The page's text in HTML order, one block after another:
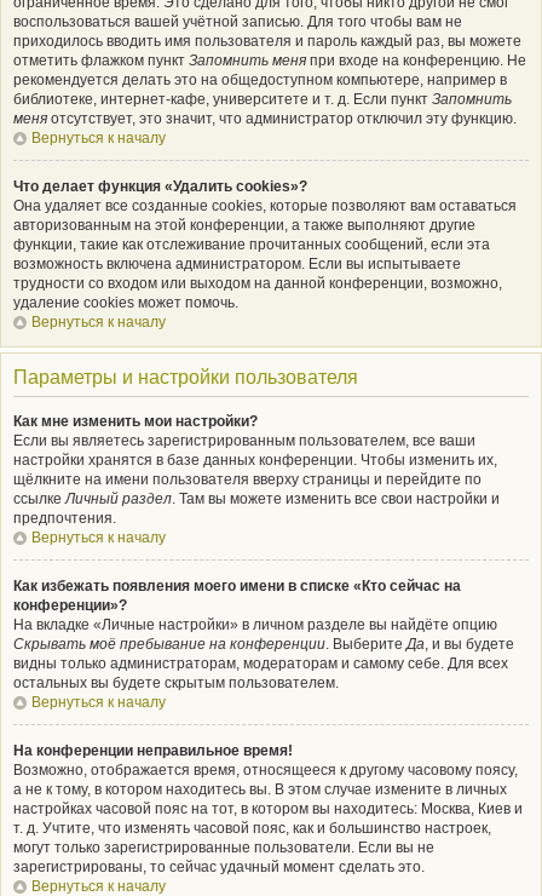
воспользоваться вашей учётной записью. Для того чтобы вам не
приходилось вводить имя пользователя и пароль каждый раз, вы можете
отметить флажком пункт Запомнить меня при входе на конференцию. Не
рекомендуется делать это на общедоступном компьютере, например в
библиотеке, интернет-кафе, университете и т. д. Если пункт Запомнить
меня отсутствует, это значит, что администратор отключил эту функцию.
Вернуться к началу
Что делает функция «Удалить cookies»?
Она удаляет все созданные cookies, которые позволяют вам оставаться
авторизованным на этой конференции, а также выполняют другие
функции, такие как отслеживание прочитанных сообщений, если эта
возможность включена администратором. Если вы испытываете
трудности со входом или выходом на данной конференции, возможно,
удаление cookies может помочь.
Вернуться к началу
Параметры и настройки пользователя
Как мне изменить мои настройки?
Если вы являетесь зарегистрированным пользователем, все ваши
настройки хранятся в базе данных конференции. Чтобы изменить их,
щёлкните на имени пользователя вверху страницы и перейдите по
ссылкеЛичный раздел. Там вы можете изменить все свои настройки и
предпочтения.
Вернуться к началу
Как избежать появления моего имени в списке «Кто сейчас на
конференции»?
На вкладке «Личные настройки» в личном разделе вы найдёте опцию
Скрывать моё пребывание на конференции. ВыберитеДа, и вы будете
видны только администраторам, модераторам и самому себе. Для всех
остальных вы будете скрытым пользователем.
Вернуться к началу
На конференции неправильное время!
Возможно, отображается время, относящееся к другому часовому поясу,
а не к тому, в котором находитесь вы. В этом случае измените в личных
настройках часовой пояс на тот, в котором вы находитесь: Москва, Киев и
т. д. Учтите, что изменять часовой пояс, как и большинство настроек,
могут только зарегистрированные пользователи. Если вы не
зарегистрированы, то сейчас удачный момент сделать это.
Вернуться к началу